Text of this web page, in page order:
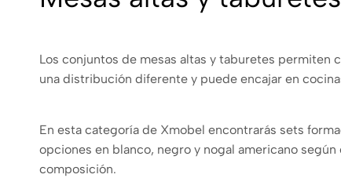
Los conjuntos de mesas altas y taburetes permiten
una distribución diferente y puede encajar en
En esta categoría de Xmobel encontrarás sets
opciones en blanco, negro y nogal americano
composición.